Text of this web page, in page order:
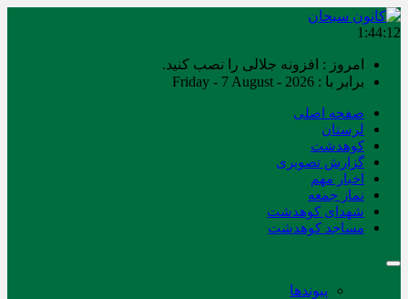
1:44:12
امروز : افزونه جلالی را نصب کنید.
برابر با : Friday - 7 August - 2026
صفحه اصلی
لرستان
کوهدشت
گزارش تصویری
اخبار مهم
نماز جمعه
شهدای کوهدشت
مساجد کوهدشت
پیوندها